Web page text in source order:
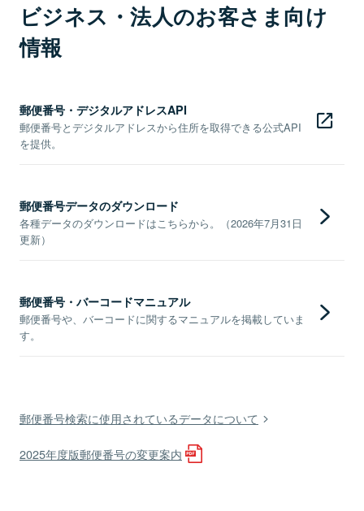
ビジネス・法人のお客さま向け
情報
郵便番号・デジタルアドレスAPI
郵便番号とデジタルアドレスから住所を取得できる公式API
を提供。
郵便番号データのダウンロード
各種データのダウンロードはこちらから。（2026年7月31日
更新）
郵便番号・バーコードマニュアル
郵便番号や、バーコードに関するマニュアルを掲載していま
す。
郵便番号検索に使用されているデータについて
2025年度版郵便番号の変更案内